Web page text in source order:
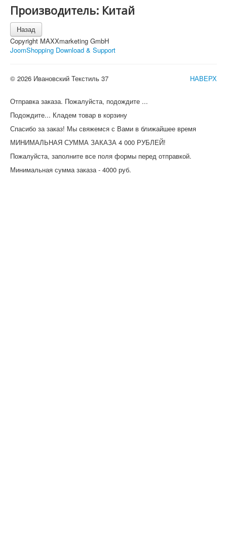
Производитель: Китай
Copyright MAXXmarketing GmbH
JoomShopping Download & Support
НАВЕРХ
© 2026 Ивановский Текстиль 37
Отправка заказа. Пожалуйста, подождите ...
Подождите... Кладем товар в корзину
Спасибо за заказ! Мы свяжемся с Вами в ближайшее время
МИНИМАЛЬНАЯ СУММА ЗАКАЗА 4 000 РУБЛЕЙ!
Пожалуйста, заполните все поля формы перед отправкой.
Минимальная сумма заказа - 4000 руб.